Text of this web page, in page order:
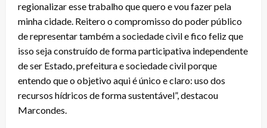
regionalizar esse trabalho que quero e vou fazer pela
minha cidade. Reitero o compromisso do poder público
de representar também a sociedade civil e fico feliz que
isso seja construído de forma participativa independente
de ser Estado, prefeitura e sociedade civil porque
entendo que o objetivo aqui é único e claro: uso dos
recursos hídricos de forma sustentável”, destacou
Marcondes.